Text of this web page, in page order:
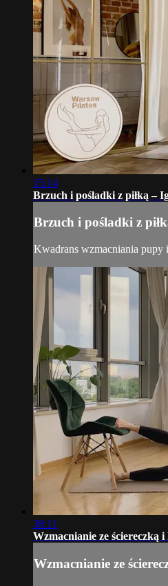
15:14
Brzuch i pośladki z piłką –
Brzuch i pośladki z
Kwadrans wzmacniania pupy
38:11
Wzmacnianie ze ściereczką i
Wzmacnianie ze